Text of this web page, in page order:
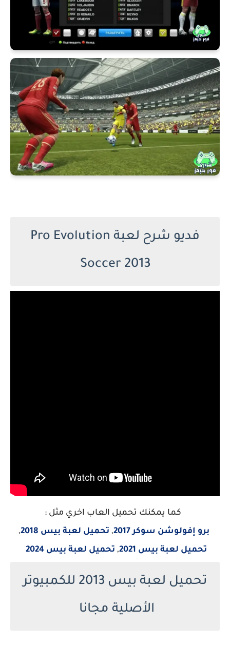
فديو شرح لعبة Pro Evolution
Soccer 2013
كما يمكنك تحميل العاب اخري مثل :
برو إفولوشن سوكر 2017
, تحميل لعبة بيس 2018
,
تحميل لعبة بيس 2021 , تحميل لعبة بيس 2024
تحميل لعبة بيس 2013 للكمبيوتر
الأصلية مجانا